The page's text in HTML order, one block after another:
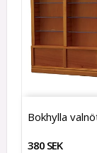
Bokhylla
380 SEK